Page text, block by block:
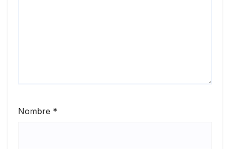
Nombre *